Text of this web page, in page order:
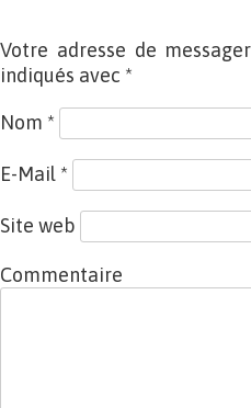
Votre adresse de
indiqués avec *
Nom *
E-Mail *
Site web
Commentaire